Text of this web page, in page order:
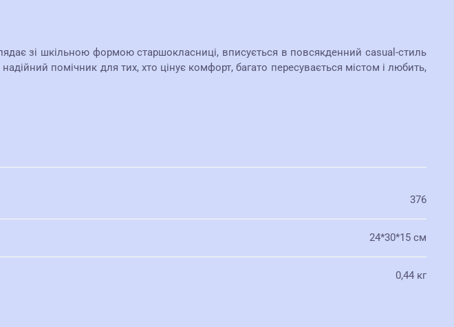
зі шкільною формою старшокласниці, вписується в повсякденний casual-стиль
помічник для тих, хто цінує комфорт, багато пересувається містом і любить,
376
24*30*15 см
0,44 кг